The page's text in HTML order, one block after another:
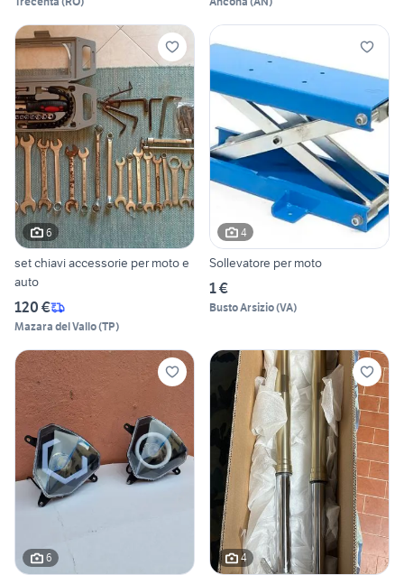
6
set chiavi accessorie per moto e
auto
120 €
Mazara del Vallo(TP)
4
Sollevatore per moto
1 €
Busto Arsizio(VA)
6 4